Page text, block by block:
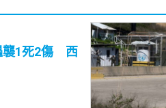
襲1死2傷 西